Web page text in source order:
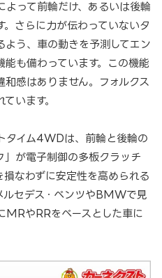
よって前輪だけ、あるいは後輪
さらに力が伝わっていないタ
よう、車の動きを予測してエン
も備わっています。この機能
感はありません。フォルクス
います。
タイム4WDは、前輪と後輪の
」が電子制御の多板クラッチ
なわずに安定性を高められる
ルセデス・ベンツやBMWで見
MRやRRをベースとした車に